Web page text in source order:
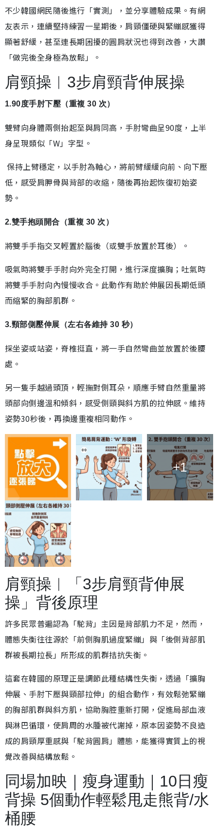
不少韓國網民隨後進行「實測」，並分享體驗成果。有網
友表示，連續堅持練習一星期後，肩頸僵硬與緊繃感獲得
顯著舒緩，甚至連長期困擾的圓肩狀況也得到改善，大讚
「做完後全身極為放鬆」。
肩頸操︱3步肩頸背伸展操
1.90度手肘下壓（重複 30 次）
雙臂向身體兩側抬起至與肩同高，手肘彎曲呈90度，上半
身呈現類似「W」字型。
保持上臂穩定，以手肘為軸心，將前臂緩緩向前、向下壓
低，感受肩胛骨與背部的收縮，隨後再抬起恢復初始姿
勢。
2.雙手抱頭開合（重複 30 次）
將雙手手指交叉輕置於腦後（或雙手放置於耳後）。
吸氣時將雙手手肘向外完全打開，進行深度擴胸；吐氣時
將雙手手肘向內慢慢收合。此動作有助於伸展因長期低頭
而縮緊的胸部肌群。
3.頸部側壓伸展（左右各維持 30 秒）
採坐姿或站姿，脊椎挺直，將一手自然彎曲並放置於後腰
處。
另一隻手越過頭頂，輕撫對側耳朵，順應手臂自然重量將
頭部向側邊溫和傾斜，感受側頸與斜方肌的拉伸感。維持
姿勢30秒後，再換邊重複相同動作。
+1
肩頸操︱「3步肩頸背伸展
操」背後原理
許多民眾普遍認為「駝背」主因是背部肌力不足，然而，
體態失衡往往源於「前側胸肌過度緊繃」與「後側背部肌
群被長期拉長」所形成的肌群拮抗失衡。
這套在韓國的原理正是調節此種結構性失衡，透過「擴胸
伸展、手肘下壓與頸部拉伸」的組合動作，有效鬆弛緊繃
的胸部肌群與斜方肌，協助胸腔重新打開，促進局部血液
與淋巴循環，使肩周的水腫被代謝掉，原本因姿勢不良造
成的肩頸厚重感與「駝背圓肩」體態，能獲得實質上的視
覺改善與結構放鬆。
同場加映｜瘦身運動｜10日瘦
背操 5個動作輕鬆甩走熊背/水
桶腰